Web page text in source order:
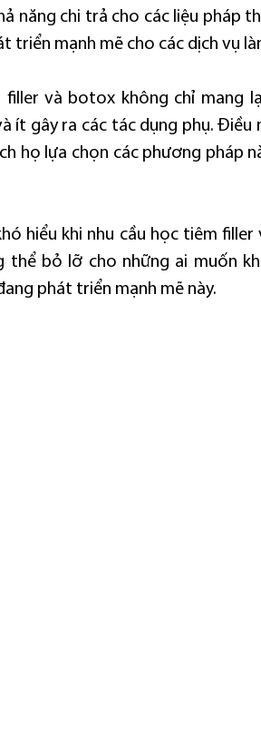
năng chi trả cho các liệu pháp
mạnh mẽ cho các dịch vụ
filler và botox không chỉ mang
ít gây ra các tác dụng phụ.
họ lựa chọn các phương pháp
hiểu khi nhu cầu học tiêm
bỏ lỡ cho những ai muốn
phát triển mạnh mẽ này.